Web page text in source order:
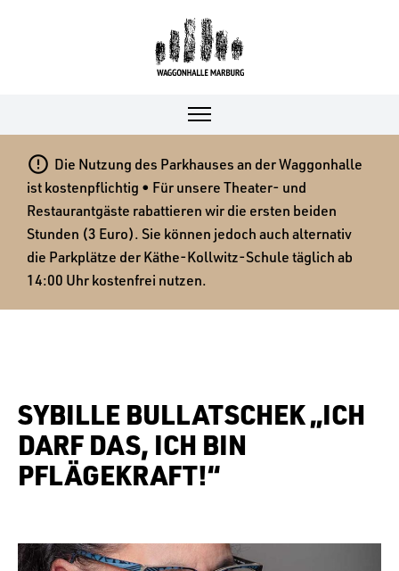
 Die Nutzung des Parkhauses an der Waggonhalle
ist kostenpflichtig • Für unsere Theater- und
Restaurantgäste rabattieren wir die ersten beiden
Stunden (3 Euro). Sie können jedoch auch alternativ
die Parkplätze der Käthe-Kollwitz-Schule täglich ab
14:00 Uhr kostenfrei nutzen.
SYBILLE BULLATSCHEK „ICH
DARF DAS, ICH BIN
PFLÄGEKRAFT!“